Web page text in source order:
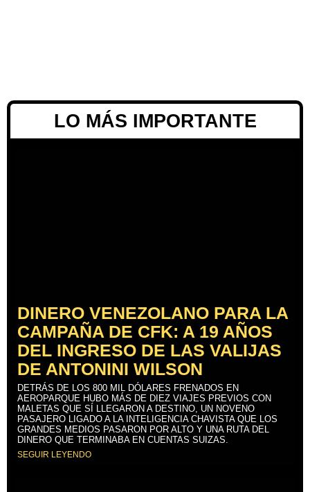
LO MÁS IMPORTANTE
DINERO VENEZOLANO PARA LA
CAMPAÑA DE CFK: A 19 AÑOS
DEL INGRESO DE LAS VALIJAS
DE ANTONINI WILSON
DETRÁS DE LOS 800 MIL DÓLARES FRENADOS EN
AEROPARQUE HUBO MÁS DE DIEZ VIAJES PREVIOS CON
MALETAS QUE SÍ LLEGARON A DESTINO, UN NOVENO
PASAJERO LIGADO A LA INTELIGENCIA CHAVISTA QUE LOS
GRANDES MEDIOS PASARON POR ALTO Y UNA RUTA DEL
DINERO QUE TERMINABA EN CUENTAS SUIZAS.
SEGUIR LEYENDO